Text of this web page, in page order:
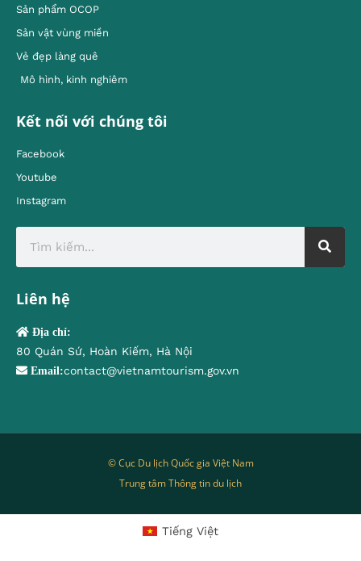
Sản phẩm OCOP
Sản vật vùng miền
Vẻ đẹp làng quê
Mô hình, kinh nghiêm
Kết nối với chúng tôi
Facebook
Youtube
Instagram
Liên hệ
Địa chỉ:
80 Quán Sứ, Hoàn Kiếm, Hà Nội
Email:contact@vietnamtourism.gov.vn
© Cục Du lịch Quốc gia Việt Nam
Trung tâm Thông tin du lịch
Tiếng Việt